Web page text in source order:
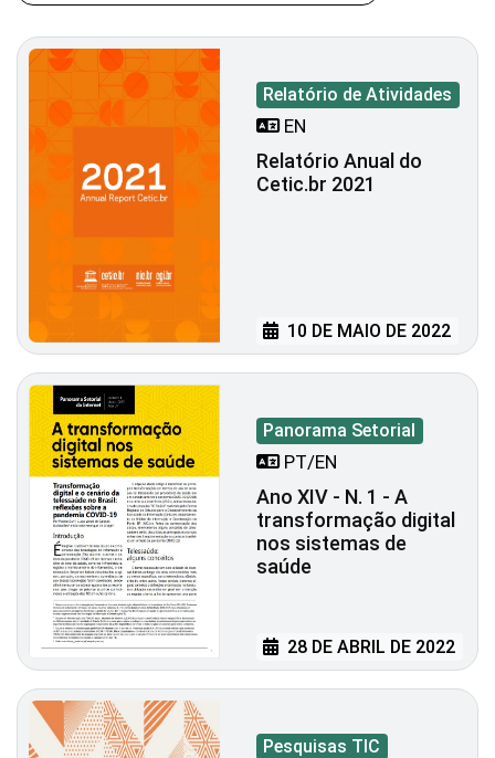
Relatório de Atividades
EN
Relatório Anual do
Cetic.br 2021
10 DE MAIO DE 2022
Panorama Setorial
PT/EN
Ano XIV - N. 1 - A
transformação digital
nos sistemas de
saúde
28 DE ABRIL DE 2022
Pesquisas TIC